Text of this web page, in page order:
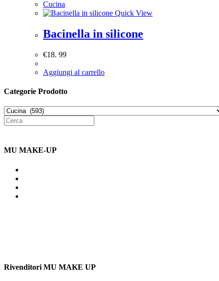
Cucina
Quick View
Bacinella in silicone
€18. 99
Aggiungi al carrello
Categorie Prodotto
MU MAKE-UP
Rivenditori MU MAKE UP